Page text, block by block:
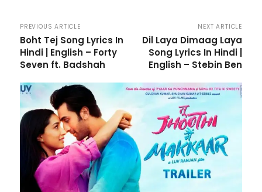
PREVIOUS ARTICLE
Boht Tej Song Lyrics In
Hindi | English – Forty
Seven ft. Badshah
NEXT ARTICLE
Dil Laya Dimaag Laya
Song Lyrics In Hindi |
English – Stebin Ben